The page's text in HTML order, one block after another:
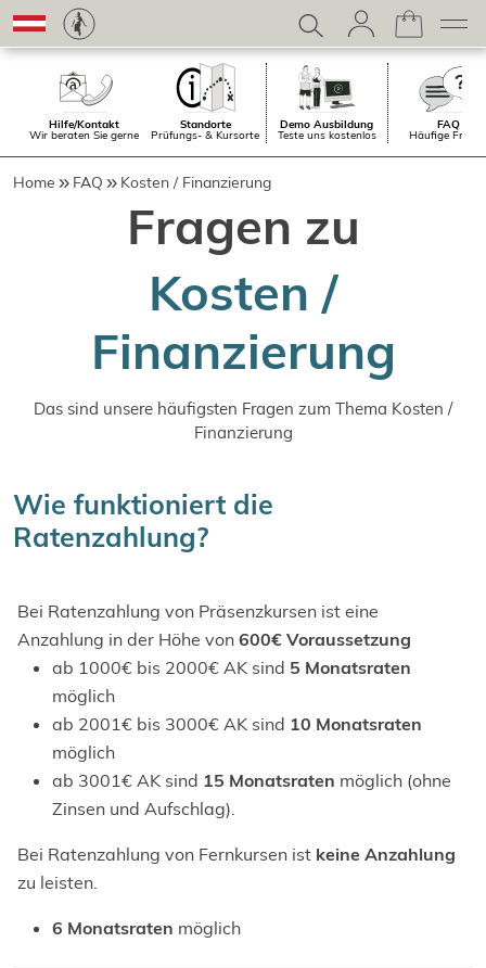
Hilfe/Kontakt
Wir beraten Sie gerne
Standorte
Prüfungs- & Kursorte
Demo Ausbildung
Teste uns kostenlos
FAQ
Häufige
Home FAQ Kosten / Finanzierung
Fragen zu
Kosten /
Finanzierung
Das sind unsere häufigsten Fragen zum Thema Kosten /
Finanzierung
Wie funktioniert die
Ratenzahlung?
Bei Ratenzahlung von Präsenzkursen ist eine
Anzahlung in der Höhe von 600€ Voraussetzung
ab 1000€ bis 2000€ AK sind 5 Monatsraten
möglich
ab 2001€ bis 3000€ AK sind 10 Monatsraten
möglich
ab 3001€ AK sind 15 Monatsraten möglich (ohne
Zinsen und Aufschlag).
Bei Ratenzahlung von Fernkursen ist keine Anzahlung
zu leisten.
6 Monatsraten möglich